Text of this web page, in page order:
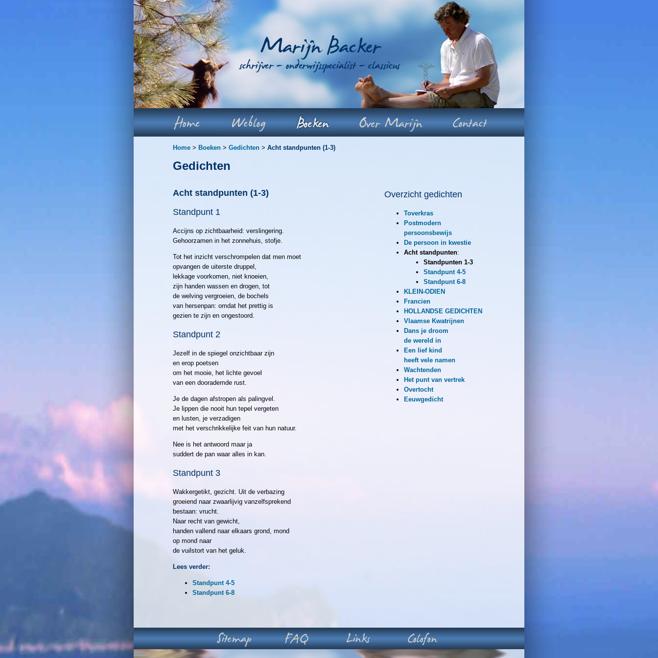
Home > Boeken > Gedichten > Acht standpunten (1-3)
Gedichten
Acht standpunten (1-3)
Standpunt 1
Accijns op zichtbaarheid: verslingering.
Gehoorzamen in het zonnehuis, stofje.
Tot het inzicht verschrompelen dat men moet
opvangen de uiterste druppel,
lekkage voorkomen, niet knoeien,
zijn handen wassen en drogen, tot
de welving vergroeien, de bochels
van hersenpan: omdat het prettig is
gezien te zijn en ongestoord.
Standpunt 2
Jezelf in de spiegel onzichtbaar zijn
en erop poetsen
om het mooie, het lichte gevoel
van een doorademde rust.
Je de dagen afstropen als palingvel.
Je lippen die nooit hun tepel vergeten
en lusten, je verzadigen
met het verschrikkelijke feit van hun natuur.
Nee is het antwoord maar ja
suddert de pan waar alles in kan.
Standpunt 3
Wakkergetikt, gezicht. Uit de verbazing
groeiend naar zwaarlijvig vanzelfsprekend
bestaan: vrucht.
Naar recht van gewicht,
handen vallend naar elkaars grond, mond
op mond naar
de vuilstort van het geluk.
Lees verder:
Standpunt 4-5
Standpunt 6-8
Overzicht gedichten
Toverkras
Postmodern
persoonsbewijs
De persoon in kwestie
Acht standpunten:
Standpunten 1-3
Standpunt 4-5
Standpunt 6-8
KLEIN-ODIEN
Francien
HOLLANDSE GEDICHTEN
Vlaamse Kwatrijnen
Dans je droom
de wereld in
Een lief kind
heeft vele namen
Wachtenden
Het punt van vertrek
Overtocht
Eeuwgedicht